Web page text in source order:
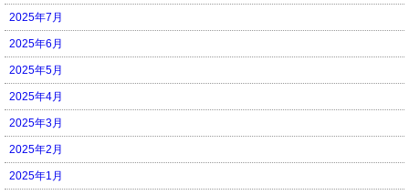
2025年7月
2025年6月
2025年5月
2025年4月
2025年3月
2025年2月
2025年1月